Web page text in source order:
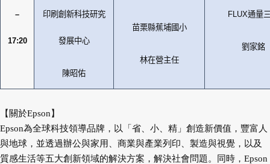
–
17:20
印刷創新科技研究
發展中心
陳昭佑
苗栗縣蕉埔國小
林在營主任
FLUX通量
劉家銘
【關於Epson】
Epson為全球科技領導品牌，以「省、小、精」創造新價值，豐富人
與地球，並透過辦公與家用、商業與產業列印、製造與視覺，以及
質感生活等五大創新領域的解決方案，解決社會問題。同時，Epson